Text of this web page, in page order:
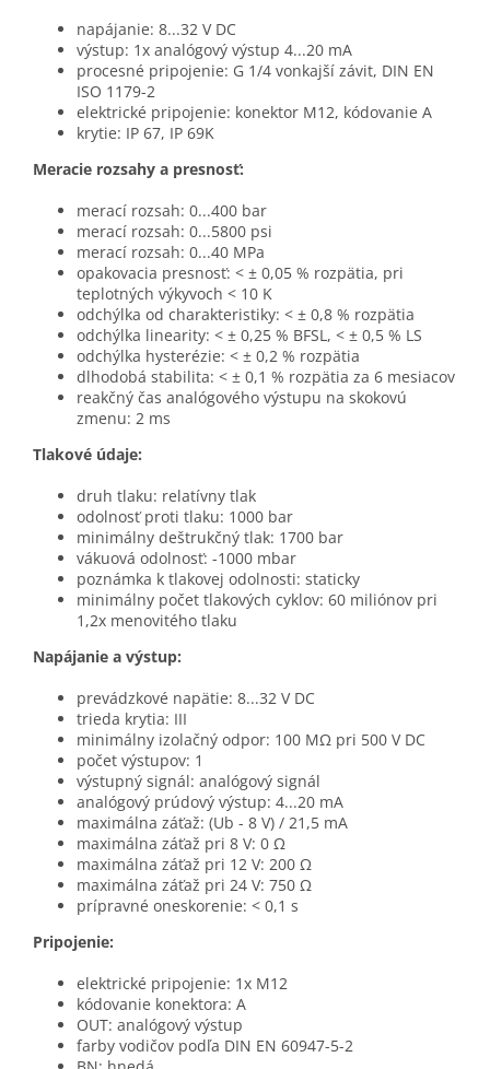
napájanie: 8...32 V DC
výstup: 1x analógový výstup 4...20 mA
procesné pripojenie: G 1/4 vonkajší závit, DIN EN
ISO 1179-2
elektrické pripojenie: konektor M12, kódovanie A
krytie: IP 67, IP 69K
Meracie rozsahy a presnosť:
merací rozsah: 0...400 bar
merací rozsah: 0...5800 psi
merací rozsah: 0...40 MPa
opakovacia presnosť: < ± 0,05 % rozpätia, pri
teplotných výkyvoch < 10 K
odchýlka od charakteristiky: < ± 0,8 % rozpätia
odchýlka linearity: < ± 0,25 % BFSL, < ± 0,5 % LS
odchýlka hysterézie: < ± 0,2 % rozpätia
dlhodobá stabilita: < ± 0,1 % rozpätia za 6 mesiacov
reakčný čas analógového výstupu na skokovú
zmenu: 2 ms
Tlakové údaje:
druh tlaku: relatívny tlak
odolnosť proti tlaku: 1000 bar
minimálny deštrukčný tlak: 1700 bar
vákuová odolnosť: -1000 mbar
poznámka k tlakovej odolnosti: staticky
minimálny počet tlakových cyklov: 60 miliónov pri
1,2x menovitého tlaku
Napájanie a výstup:
prevádzkové napätie: 8...32 V DC
trieda krytia: III
minimálny izolačný odpor: 100 MΩ pri 500 V DC
počet výstupov: 1
výstupný signál: analógový signál
analógový prúdový výstup: 4...20 mA
maximálna záťaž: (Ub - 8 V) / 21,5 mA
maximálna záťaž pri 8 V: 0 Ω
maximálna záťaž pri 12 V: 200 Ω
maximálna záťaž pri 24 V: 750 Ω
prípravné oneskorenie: < 0,1 s
Pripojenie:
elektrické pripojenie: 1x M12
kódovanie konektora: A
OUT: analógový výstup
farby vodičov podľa DIN EN 60947-5-2